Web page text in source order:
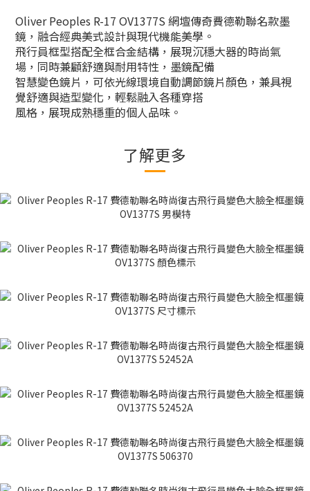
Oliver Peoples R-17 OV1377S 網壇傳奇費德勒聯名款墨
鏡，融合經典美式設計與現代機能美學。
飛行員框型搭配全框合金結構，展現沉穩大器的時尚氣
場，同時兼顧舒適與耐用特性，墨鏡配備
智慧變色鏡片，可依光線環境自動調節鏡片顏色，兼具視
覺舒適與造型變化，輕鬆融入各種穿搭
風格，展現成熟穩重的個人品味。
了解更多